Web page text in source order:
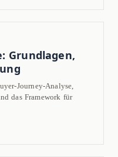
Grundlagen,
Journey-Analyse,
das Framework für